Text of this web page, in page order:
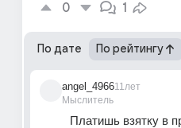
0 1
По дате По рейтингу
angel_4966
Мыслитель
11лет
Платишь взятку в